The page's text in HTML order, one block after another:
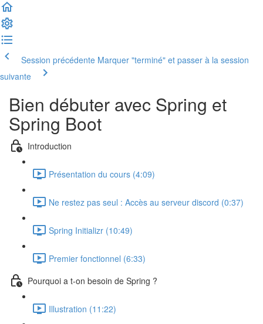
Session précédente Marquer "terminé" et passer à la session
suivante
Bien débuter avec Spring et
Spring Boot
Introduction
Présentation du cours (4:09)
Ne restez pas seul : Accès au serveur discord (0:37)
Spring Initializr (10:49)
Premier fonctionnel (6:33)
Pourquoi a t-on besoin de Spring ?
Illustration (11:22)